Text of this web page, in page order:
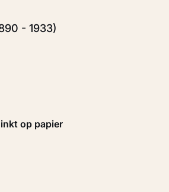
- 1933)
inkt op papier